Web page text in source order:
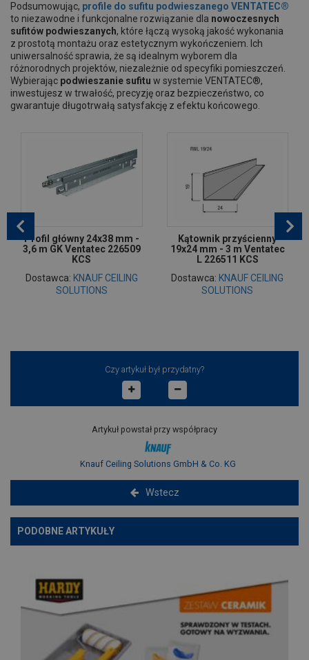
Podsumowując, profile do sufitu podwieszanego VENTATEC®
to niezawodne i funkcjonalne rozwiązanie dla nowoczesnych
sufitów podwieszanych, które łączą wysoką jakość wykonania
z prostotą montażu oraz estetycznym wykończeniem. Ich
uniwersalność sprawia, że są idealnym wyborem dla
różnorodnych projektów, niezależnie od specyfiki pomieszczeń.
Wybierając podwieszanie sufitu w systemie VENTATEC®,
inwestujesz w trwałość, precyzję oraz bezpieczeństwo, co
gwarantuje długotrwałą satysfakcję z efektu końcowego.
Profil główny 24x38 mm -
3,6 m GK Ventatec 226509
KCS
Dostawca: KNAUF CEILING
SOLUTIONS
Kątownik przyścienny
19x24 mm - 3 m Ventatec
L 226511 KCS
Dostawca: KNAUF CEILING
SOLUTIONS
Czy artykuł był przydatny?
Artykuł powstał przy współpracy
Knauf Ceiling Solutions GmbH & Co. KG
Wstecz
PODOBNE ARTYKUŁY